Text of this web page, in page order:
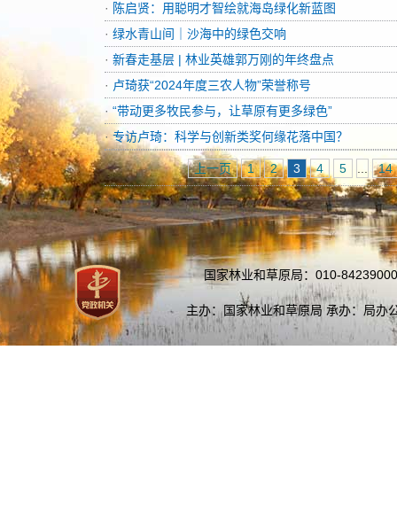
· 陈启贤：用聪明才智绘就海岛绿化新蓝图
· 绿水青山间｜沙海中的绿色交响
· 新春走基层 | 林业英雄郭万刚的年终盘点
· 卢琦获“2024年度三农人物”荣誉称号
· “带动更多牧民参与，让草原有更多绿色”
· 专访卢琦：科学与创新类奖何缘花落中国？
上一页 1 2 3 4 5 14
国家林业和草原局：010-
主办：国家林业和草原局 承办：局办